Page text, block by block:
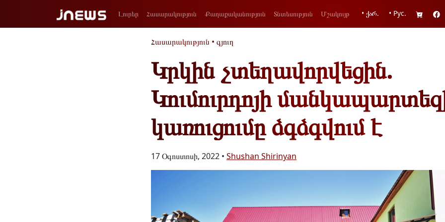
Լուրեր Հասարակություն Քաղաքականություն Տնտեսություն Մշակույթ • ქარ. • Рус.
Հասարակություն • գյուղ
Կրկին չտեղավորվեցին.
Կումուրդոյի
կառուցումը ձգձգվում է
17 Օգոստոսի, 2022 • Shushan Shirinyan